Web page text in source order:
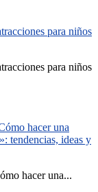
para niños
para niños
hacer una
tendencias, ideas y
hacer una...